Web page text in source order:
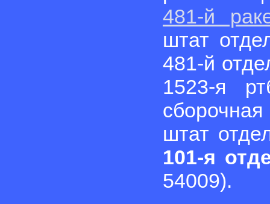
481-й
штат
481-й
1523-я
штат
101-я
54009).